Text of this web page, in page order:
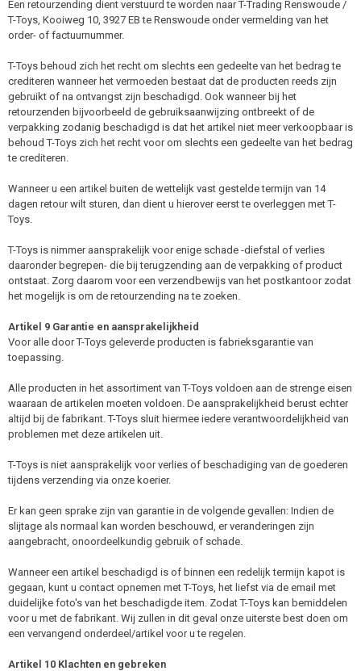
Een retourzending dient verstuurd te worden naar T-Trading Renswoude /
T-Toys, Kooiweg 10, 3927 EB te Renswoude onder vermelding van het
order- of factuurnummer.
T-Toys behoud zich het recht om slechts een gedeelte van het bedrag te
crediteren wanneer het vermoeden bestaat dat de producten reeds zijn
gebruikt of na ontvangst zijn beschadigd. Ook wanneer bij het
retourzenden bijvoorbeeld de gebruiksaanwijzing ontbreekt of de
verpakking zodanig beschadigd is dat het artikel niet meer verkoopbaar is
behoud T-Toys zich het recht voor om slechts een gedeelte van het bedrag
te crediteren.
Wanneer u een artikel buiten de wettelijk vast gestelde termijn van 14
dagen retour wilt sturen, dan dient u hierover eerst te overleggen met T-
Toys.
T-Toys is nimmer aansprakelijk voor enige schade -diefstal of verlies
daaronder begrepen- die bij terugzending aan de verpakking of product
ontstaat. Zorg daarom voor een verzendbewijs van het postkantoor zodat
het mogelijk is om de retourzending na te zoeken.
Artikel 9 Garantie en aansprakelijkheid
Voor alle door T-Toys geleverde producten is fabrieksgarantie van
toepassing.
Alle producten in het assortiment van T-Toys voldoen aan de strenge eisen
waaraan de artikelen moeten voldoen. De aansprakelijkheid berust echter
altijd bij de fabrikant. T-Toys sluit hiermee iedere verantwoordelijkheid van
problemen met deze artikelen uit.
T-Toys is niet aansprakelijk voor verlies of beschadiging van de goederen
tijdens verzending via onze koerier.
Er kan geen sprake zijn van garantie in de volgende gevallen: Indien de
slijtage als normaal kan worden beschouwd, er veranderingen zijn
aangebracht, onoordeelkundig gebruik of schade.
Wanneer een artikel beschadigd is of binnen een redelijk termijn kapot is
gegaan, kunt u contact opnemen met T-Toys, het liefst via de email met
duidelijke foto's van het beschadigde item. Zodat T-Toys kan bemiddelen
voor u met de fabrikant. Wij zullen in dit geval onze uiterste best doen om
een vervangend onderdeel/artikel voor u te regelen.
Artikel 10 Klachten en gebreken